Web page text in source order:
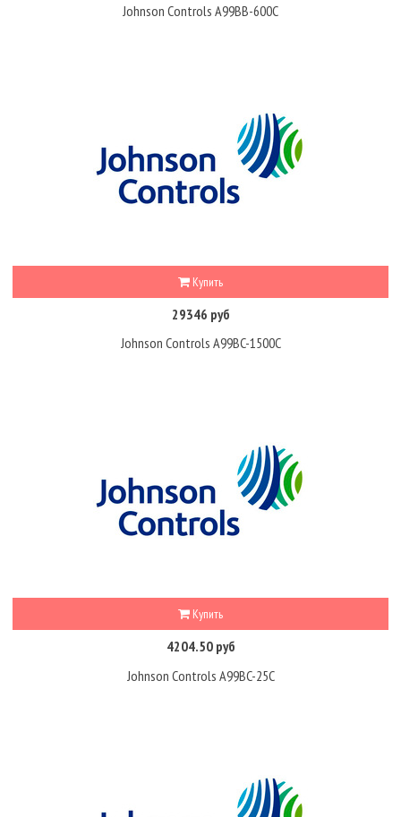
Johnson Controls A99BB-600C
Купить
29346 руб
Johnson Controls A99BC-1500C
Купить
4204.50 руб
Johnson Controls A99BC-25C